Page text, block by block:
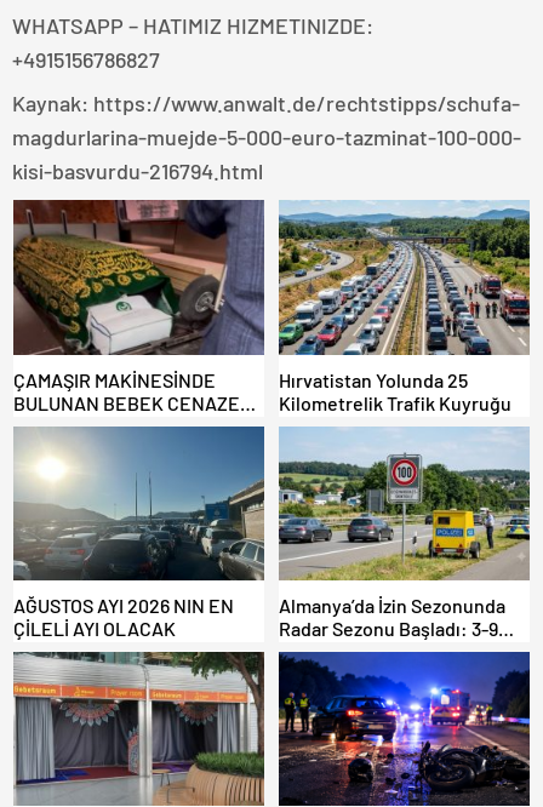
WHATSAPP – HATIMIZ HIZMETINIZDE:
+4915156786827
Kaynak: https://www.anwalt.de/rechtstipps/schufa-
magdurlarina-muejde-5-000-euro-tazminat-100-000-
kisi-basvurdu-216794.html
ÇAMAŞIR MAKİNESİNDE
BULUNAN BEBEK CENAZESİ
ŞOK ETTİ
Hırvatistan Yolunda 25
Kilometrelik Trafik Kuyruğu
AĞUSTOS AYI 2026 NIN EN
ÇİLELİ AYI OLACAK
Almanya’da İzin Sezonunda
Radar Sezonu Başladı: 3-9
Ağustos’ta Radar Hız
Denetimi Yapılacak!